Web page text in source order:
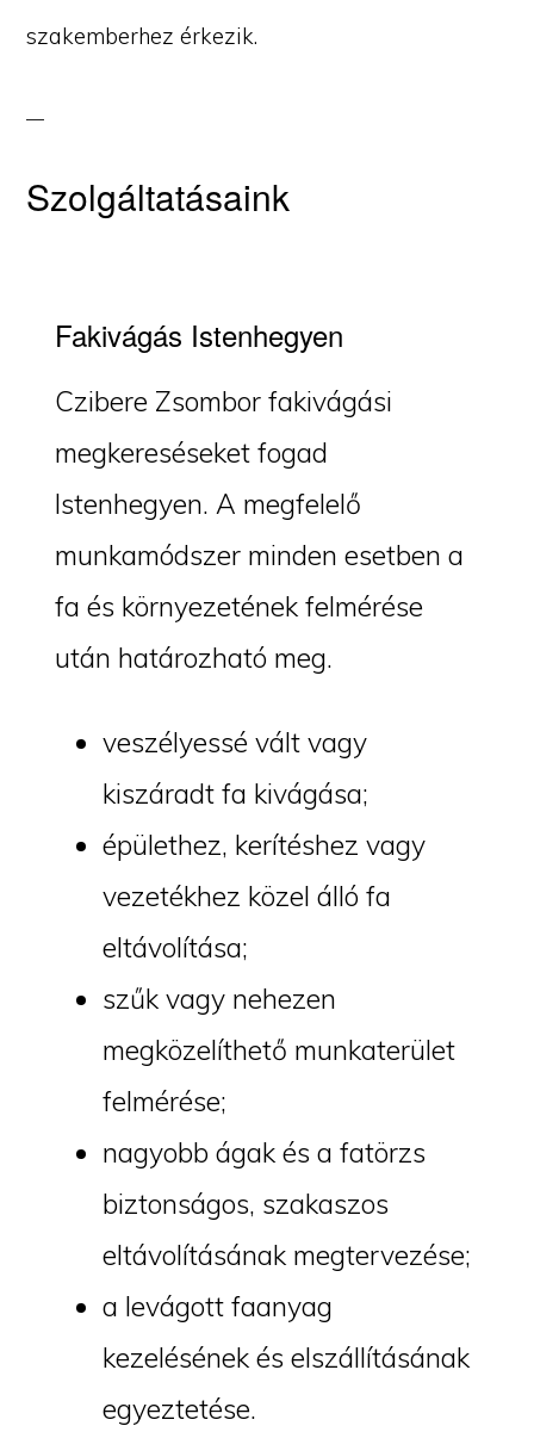
szakemberhez érkezik.
Szolgáltatásaink
Fakivágás Istenhegyen
Czibere Zsombor fakivágási
megkereséseket fogad
Istenhegyen. A megfelelő
munkamódszer minden esetben a
fa és környezetének felmérése
után határozható meg.
veszélyessé vált vagy
kiszáradt fa kivágása;
épülethez, kerítéshez vagy
vezetékhez közel álló fa
eltávolítása;
szűk vagy nehezen
megközelíthető munkaterület
felmérése;
nagyobb ágak és a fatörzs
biztonságos, szakaszos
eltávolításának megtervezése;
a levágott faanyag
kezelésének és elszállításának
egyeztetése.